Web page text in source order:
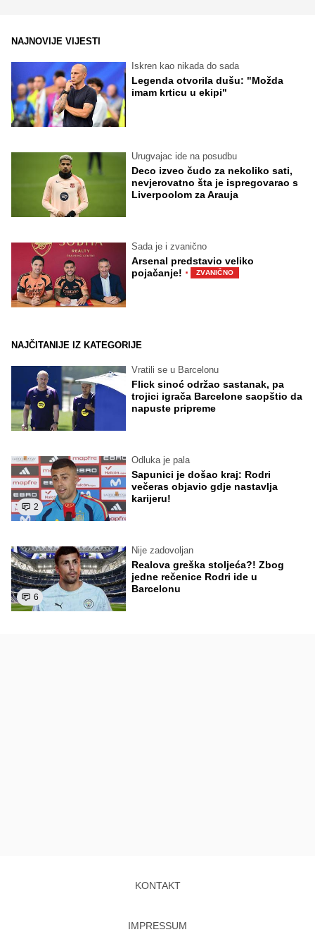
NAJNOVIJE VIJESTI
Iskren kao nikada do sada
Legenda otvorila dušu: "Možda
imam krticu u ekipi"
Urugvajac ide na posudbu
Deco izveo čudo za nekoliko sati,
nevjerovatno šta je ispregovarao s
Liverpoolom za Arauja
Sada je i zvanično
Arsenal predstavio veliko
pojačanje! · ZVANIČNO
NAJČITANIJE IZ KATEGORIJE
Vratili se u Barcelonu
Flick sinoć održao sastanak, pa
trojici igrača Barcelone saopštio da
napuste pripreme
2
Odluka je pala
Sapunici je došao kraj: Rodri
večeras objavio gdje nastavlja
karijeru!
6
Nije zadovoljan
Realova greška stoljeća?! Zbog
jedne rečenice Rodri ide u
Barcelonu
KONTAKT
IMPRESSUM